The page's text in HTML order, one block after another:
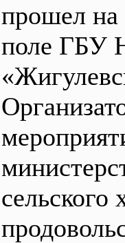
прошел
поле ГБУ
сельского